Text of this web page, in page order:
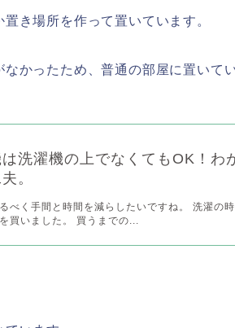
き場所を作って置いています。
かったため、普通の部屋に置いて
洗濯機の上でなくてもOK！わ
。
べく手間と時間を減らしたいですね。 洗濯の
買いました。 買うまでの...